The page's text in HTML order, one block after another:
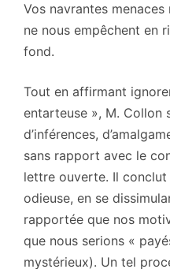
Vos navrantes
ne nous empêchent en
fond.
Tout en affirmant
entarteuse », M. Collon
d’inférences,
sans rapport avec le
lettre ouverte. Il
odieuse, en se
rapportée que nos
que nous serions «
mystérieux). Un tel